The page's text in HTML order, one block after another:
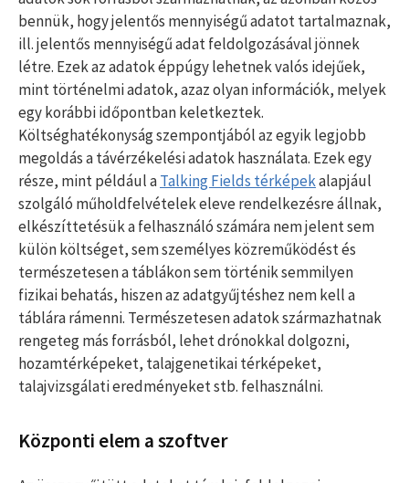
bennük, hogy jelentős mennyiségű adatot tartalmaznak,
ill. jelentős mennyiségű adat feldolgozásával jönnek
létre. Ezek az adatok éppúgy lehetnek valós idejűek,
mint történelmi adatok, azaz olyan információk, melyek
egy korábbi időpontban keletkeztek.
Költséghatékonyság szempontjából az egyik legjobb
megoldás a távérzékelési adatok használata. Ezek egy
része, mint például aTalking Fields térképekalapjául
szolgáló műholdfelvételek eleve rendelkezésre állnak,
elkészíttetésük a felhasználó számára nem jelent sem
külön költséget, sem személyes közreműködést és
természetesen a táblákon sem történik semmilyen
fizikai behatás, hiszen az adatgyűjtéshez nem kell a
táblára rámenni. Természetesen adatok származhatnak
rengeteg más forrásból, lehet drónokkal dolgozni,
hozamtérképeket, talajgenetikai térképeket,
talajvizsgálati eredményeket stb. felhasználni.
Központi elem a szoftver